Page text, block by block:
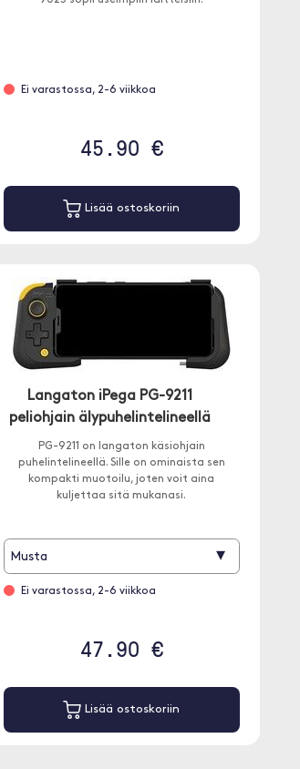
Ei varastossa, 2-6 viikkoa
45.90 €
Lisää ostoskoriin
Langaton iPega PG-9211
peliohjain älypuhelintelineellä
PG-9211 on langaton käsiohjain
puhelintelineellä. Sille on ominaista sen
kompakti muotoilu, joten voit aina
kuljettaa sitä mukanasi.
Musta ▾
Ei varastossa, 2-6 viikkoa
47.90 €
Lisää ostoskoriin